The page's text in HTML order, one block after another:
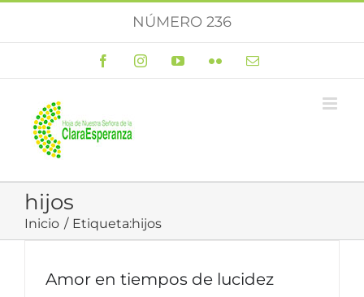
NÚMERO 236
FacebookInstagramYouTubeFlickr Correo
hijos
Inicio Etiqueta:hijos
Amor en tiempos de lucidez